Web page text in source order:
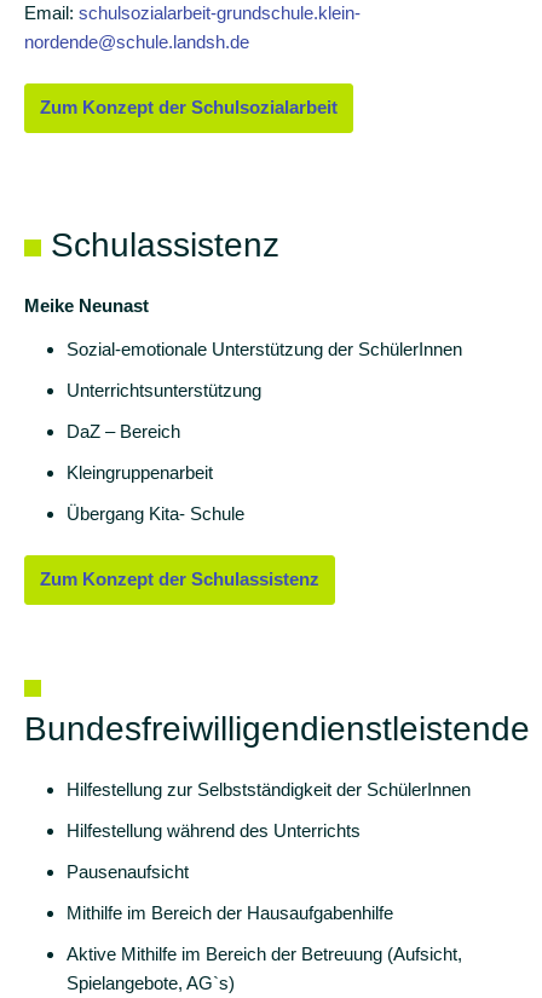
Aktuelles
Elternbriefe
Email: schulsozialarbeit-grundschule.klein-
nordende@schule.landsh.de
Zum Konzept der Schulsozialarbeit
Schulassistenz
Meike Neunast
Sozial-emotionale Unterstützung der SchülerInnen
Unterrichtsunterstützung
DaZ – Bereich
Kleingruppenarbeit
Übergang Kita- Schule
Zum Konzept der Schulassistenz
Bundesfreiwilligendienstleistende
Hilfestellung zur Selbstständigkeit der SchülerInnen
Hilfestellung während des Unterrichts
Pausenaufsicht
Mithilfe im Bereich der Hausaufgabenhilfe
Aktive Mithilfe im Bereich der Betreuung (Aufsicht,
Spielangebote, AG`s)